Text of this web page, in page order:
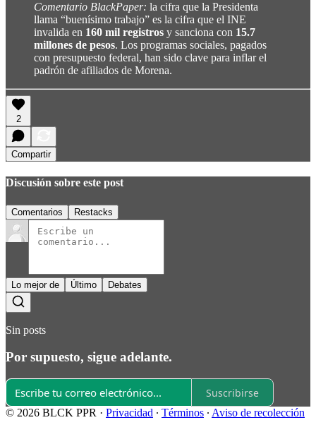
Comentario BlackPaper: la cifra que la Presidenta
llama “buenísimo trabajo” es la cifra que el INE
invalida en 160 mil registros y sanciona con 15.7
millones de pesos. Los programas sociales, pagados
con presupuesto federal, han sido clave para inflar el
padrón de afiliados de Morena.
2
Compartir
Discusión sobre este post
Comentarios Restacks
Lo mejor de Último Debates
Sin posts
Por supuesto, sigue adelante.
Suscribirse
© 2026 BLCK PPR · Privacidad ∙ Términos ∙ Aviso de recolección